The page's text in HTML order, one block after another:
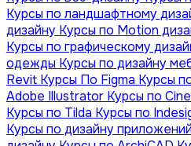
Курсы по ландшафтному
дизайну Курсы по Motion
Курсы по графическому
одежды Курсы по дизайну
Revit Курсы По Figma Курсы
Adobe Illustrator Курсы по
Курсы по Tilda Курсы по
Курсы по дизайну приложений